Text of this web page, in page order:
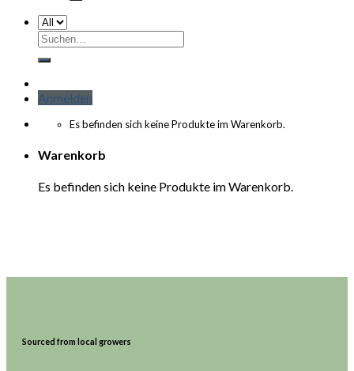
Suchen
nach:
Anmelden
Es befinden sich keine Produkte im Warenkorb.
Warenkorb
Es befinden sich keine Produkte im Warenkorb.
Sourced from local growers